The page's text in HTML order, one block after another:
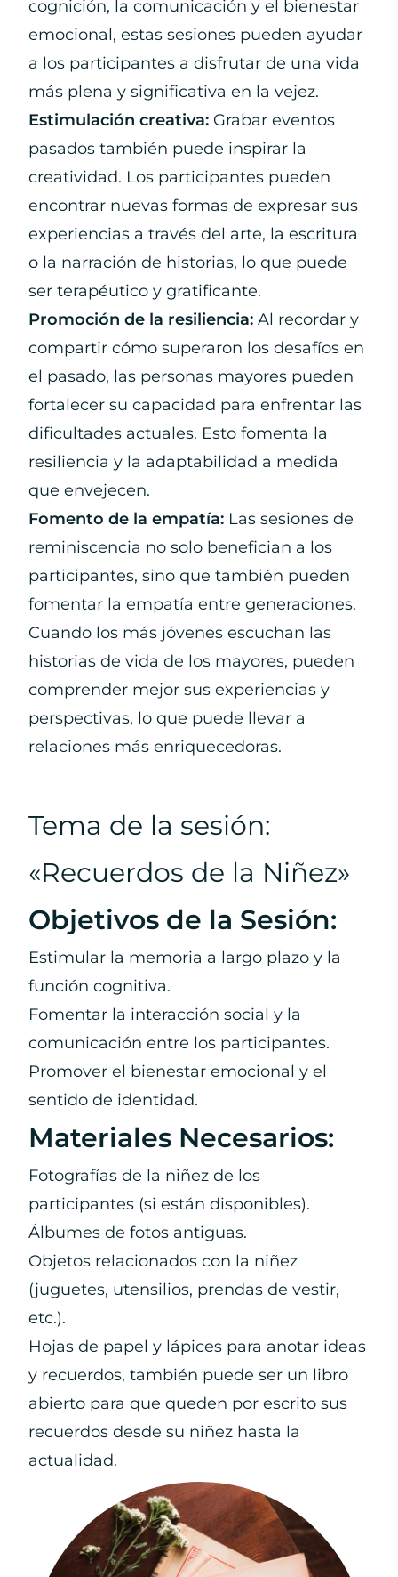
cognición, la comunicación y el bienestar
emocional, estas sesiones pueden ayudar
a los participantes a disfrutar de una vida
más plena y significativa en la vejez.
Estimulación creativa: Grabar eventos
pasados ​​también puede inspirar la
creatividad. Los participantes pueden
encontrar nuevas formas de expresar sus
experiencias a través del arte, la escritura
o la narración de historias, lo que puede
ser terapéutico y gratificante.
Promoción de la resiliencia: Al recordar y
compartir cómo superaron los desafíos en
el pasado, las personas mayores pueden
fortalecer su capacidad para enfrentar las
dificultades actuales. Esto fomenta la
resiliencia y la adaptabilidad a medida
que envejecen.
Fomento de la empatía: Las sesiones de
reminiscencia no solo benefician a los
participantes, sino que también pueden
fomentar la empatía entre generaciones.
Cuando los más jóvenes escuchan las
historias de vida de los mayores, pueden
comprender mejor sus experiencias y
perspectivas, lo que puede llevar a
relaciones más enriquecedoras.
Tema de la sesión:
«Recuerdos de la Niñez»
Objetivos de la Sesión:
Estimular la memoria a largo plazo y la
función cognitiva.
Fomentar la interacción social y la
comunicación entre los participantes.
Promover el bienestar emocional y el
sentido de identidad.
Materiales Necesarios:
Fotografías de la niñez de los
participantes (si están disponibles).
Álbumes de fotos antiguas.
Objetos relacionados con la niñez
(juguetes, utensilios, prendas de vestir,
etc.).
Hojas de papel y lápices para anotar ideas
y recuerdos, también puede ser un libro
abierto para que queden por escrito sus
recuerdos desde su niñez hasta la
actualidad.